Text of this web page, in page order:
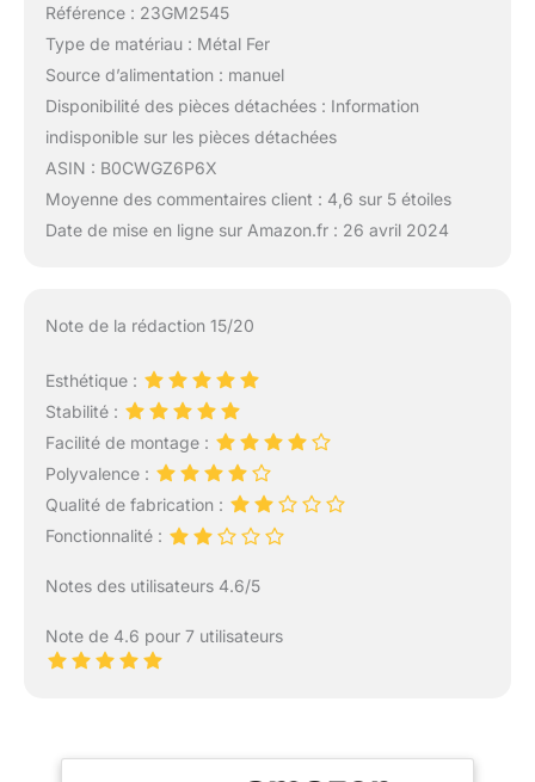
Référence : 23GM2545
Type de matériau : Métal Fer
Source d’alimentation : manuel
Disponibilité des pièces détachées : Information
indisponible sur les pièces détachées
ASIN : B0CWGZ6P6X
Moyenne des commentaires client : 4,6 sur 5 étoiles
Date de mise en ligne sur Amazon.fr : 26 avril 2024
Note de la rédaction 15/20
Esthétique :
Stabilité :
Facilité de montage :
Polyvalence :
Qualité de fabrication :
Fonctionnalité :
Notes des utilisateurs 4.6/5
Note de 4.6 pour 7 utilisateurs